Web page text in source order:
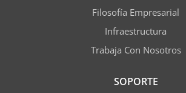
Filosofía Empresarial
Infraestructura
Trabaja Con Nosotros
SOPORTE